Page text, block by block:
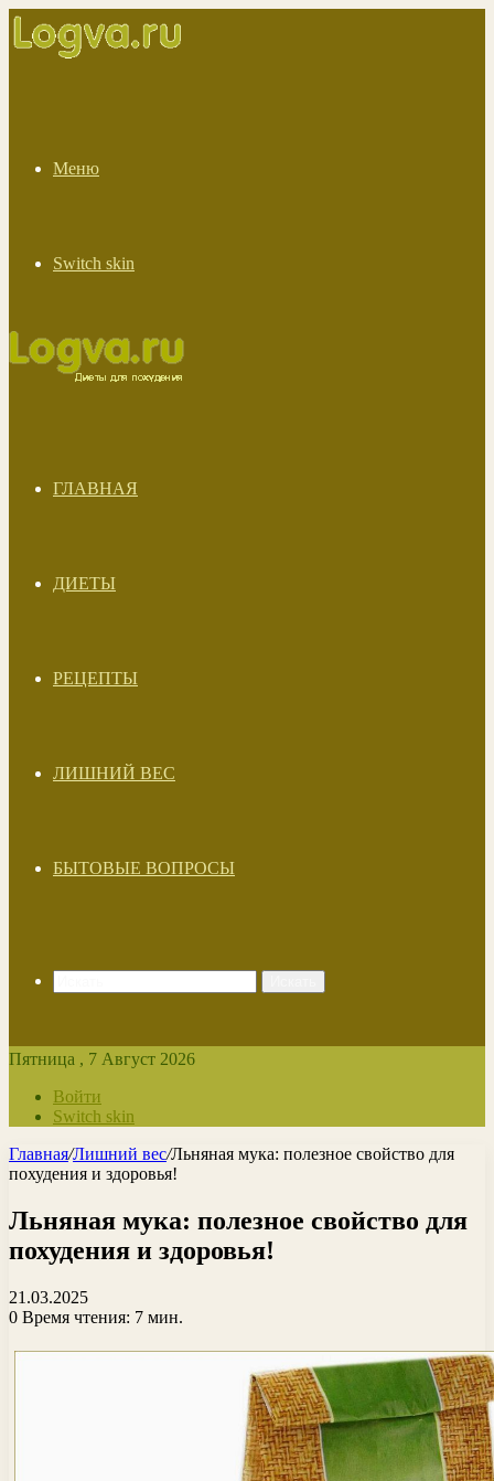
Меню
Switch skin
ГЛАВНАЯ
ДИЕТЫ
РЕЦЕПТЫ
ЛИШНИЙ ВЕС
БЫТОВЫЕ ВОПРОСЫ
Пятница , 7 Август 2026
Войти
Switch skin
Главная/Лишний вес/Льняная мука: полезное свойство для
похудения и здоровья!
Льняная мука: полезное свойство для
похудения и здоровья!
21.03.2025
0 Время чтения: 7 мин.